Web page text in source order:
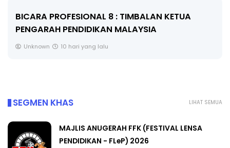
BICARA KORPORAT 3 : PROGRAM MAKANAN
SELAMAT DAN BERKUALITI (AMALAN PER...
Unknown 10 hari yang lalu
LIHAT SEMUA
SEGMEN KHAS
MAJLIS ANUGERAH FFK (FESTIVAL LENSA
PENDIDIKAN - FLeP) 2026